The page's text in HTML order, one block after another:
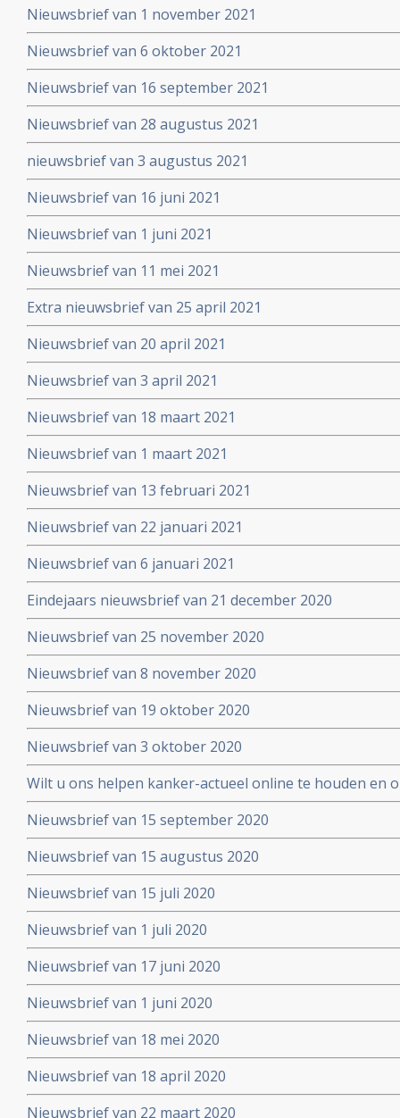
Nieuwsbrief van 1 november 2021
Nieuwsbrief van 6 oktober 2021
Nieuwsbrief van 16 september 2021
Nieuwsbrief van 28 augustus 2021
nieuwsbrief van 3 augustus 2021
Nieuwsbrief van 16 juni 2021
Nieuwsbrief van 1 juni 2021
Nieuwsbrief van 11 mei 2021
Extra nieuwsbrief van 25 april 2021
Nieuwsbrief van 20 april 2021
Nieuwsbrief van 3 april 2021
Nieuwsbrief van 18 maart 2021
Nieuwsbrief van 1 maart 2021
Nieuwsbrief van 13 februari 2021
Nieuwsbrief van 22 januari 2021
Nieuwsbrief van 6 januari 2021
Eindejaars nieuwsbrief van 21 december 2020
Nieuwsbrief van 25 november 2020
Nieuwsbrief van 8 november 2020
Nieuwsbrief van 19 oktober 2020
Nieuwsbrief van 3 oktober 2020
Wilt u ons helpen kanker-actueel online te houden en
extra donatie aub?
Nieuwsbrief van 15 september 2020
Nieuwsbrief van 15 augustus 2020
Nieuwsbrief van 15 juli 2020
Nieuwsbrief van 1 juli 2020
Nieuwsbrief van 17 juni 2020
Nieuwsbrief van 1 juni 2020
Nieuwsbrief van 18 mei 2020
Nieuwsbrief van 18 april 2020
Nieuwsbrief van 22 maart 2020